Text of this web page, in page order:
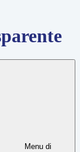
Menu di